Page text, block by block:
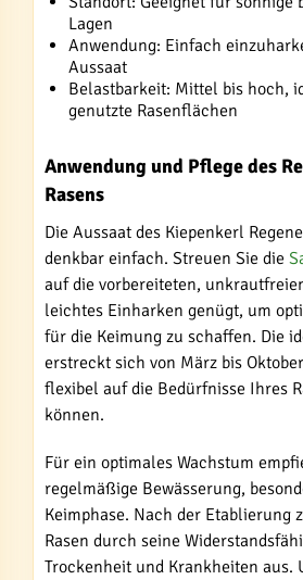
Lagen
Anwendung: Einfach
Aussaat
Belastbarkeit: Mittel bis hoch,
genutzte Rasenflächen
Anwendung und Pflege des
Rasens
Die Aussaat des Kiepenkerl
denkbar einfach. Streuen Sie die
auf die vorbereiteten,
leichtes Einharken genügt, um
für die Keimung zu schaffen. Die
erstreckt sich von März bis
flexibel auf die Bedürfnisse Ihres
können.
Für ein optimales Wachstum
regelmäßige Bewässerung,
Keimphase. Nach der Etablierung
Rasen durch seine
Trockenheit und Krankheiten aus.